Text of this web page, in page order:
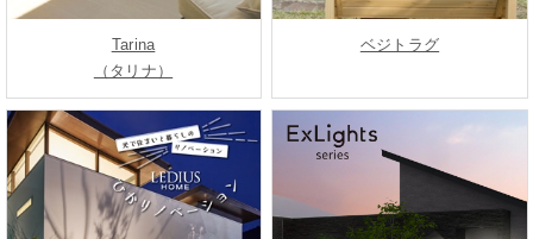
Tarina
（タリナ）
ベジトラグ